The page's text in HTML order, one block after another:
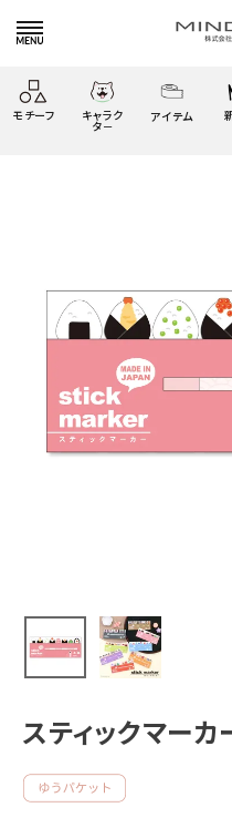
モチーフ キャラク
タ－
だっとちゃん
かわうそ
アイテム
人気商品から探す
モチーフから探す
キャラクターから探す
アイテムから探す
HOME すべての商品 ステ
スティックマー